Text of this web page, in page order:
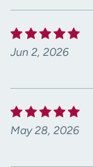
Jun 2, 2026
May 28, 2026